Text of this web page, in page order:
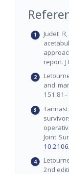
Judet
report.
and
Tannast
Joint
2nd